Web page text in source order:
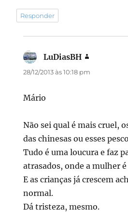
Responder
LuDiasBH
28/12/2013 às 10:18 pm
Mário
Não sei qual é mais cruel,
das chinesas ou esses
Tudo é uma loucura e faz
atrasados, onde a mulher
E as crianças já crescem
normal.
Dá tristeza, mesmo.